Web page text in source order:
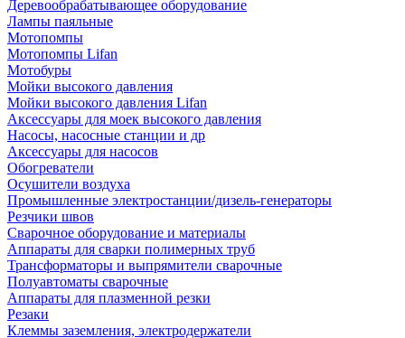
Деревообрабатывающее оборудование
Лампы паяльные
Мотопомпы
Мотопомпы Lifan
Мотобуры
Мойки высокого давления
Мойки высокого давления Lifan
Аксессуары для моек высокого давления
Насосы, насосные станции и др
Аксессуары для насосов
Обогреватели
Осушители воздуха
Промышленные электростанции/дизель-генераторы
Резчики швов
Сварочное оборудование и материалы
Аппараты для сварки полимерных труб
Трансформаторы и выпрямители сварочные
Полуавтоматы сварочные
Аппараты для плазменной резки
Резаки
Клеммы заземления, электродержатели